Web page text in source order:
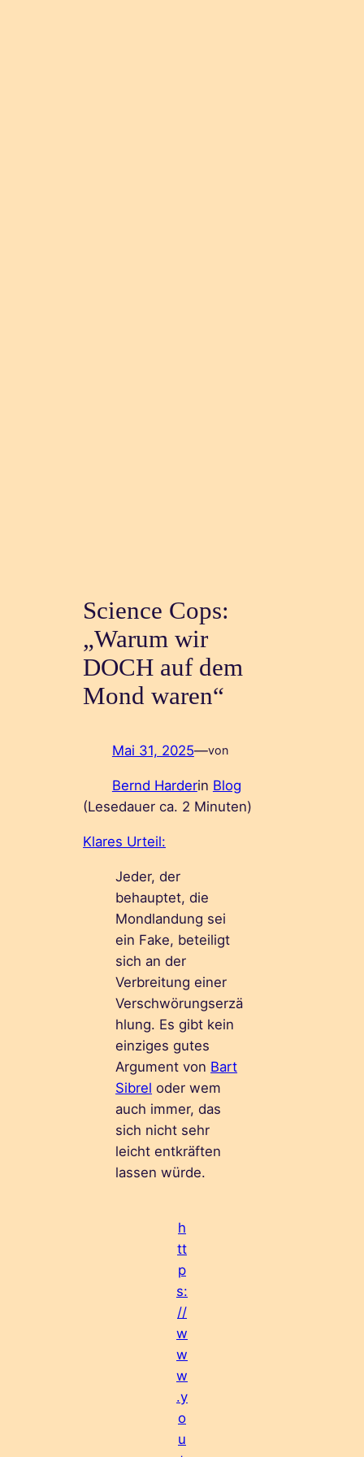
Science Cops:
„Warum wir
DOCH auf dem
Mond waren“
Mai 31, 2025—von
Bernd Harderin Blog
(Lesedauer ca. 2 Minuten)
Klares Urteil:
Jeder, der
behauptet, die
Mondlandung sei
ein Fake, beteiligt
sich an der
Verbreitung einer
Verschwörungserzä
hlung. Es gibt kein
einziges gutes
Argument von Bart
Sibrel oder wem
auch immer, das
sich nicht sehr
leicht entkräften
lassen würde.
h
tt
p
s:
//
w
w
w
.y
o
u